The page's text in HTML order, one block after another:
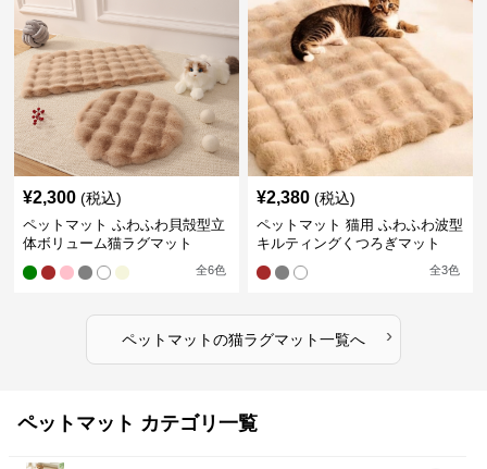
¥2,300 (税込)
ペットマット ふわふわ貝殻型立
体ボリューム猫ラグマット
全6色
¥2,380 (税込)
ペットマット 猫用 ふわふわ波型
キルティングくつろぎマット
全3色
ペットマットの猫ラグマット一覧へ ›
ペットマット カテゴリ一覧